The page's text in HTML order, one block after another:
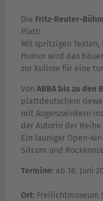
Die Fritz-Reuter-
Platt!
Mit spritzigen
Humor wird das
zur Kulisse für eine
Von ABBA bis zu den
plattdeutschem
mit Augenzwinkern
der Autorin der Reihe
Ein launiger Open-
Sitcom und
Termine: ab 18. Juni
Ort: Freilichtmuseum